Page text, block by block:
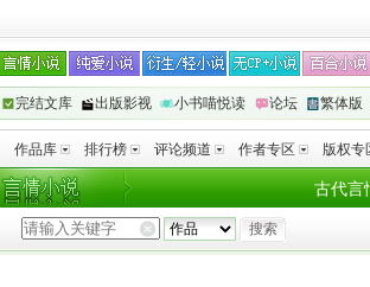
完结文库 出版影视 小书喵悦读 论坛 繁体版
作品库 排行榜 评论频道 作者专区 版权专
古代言